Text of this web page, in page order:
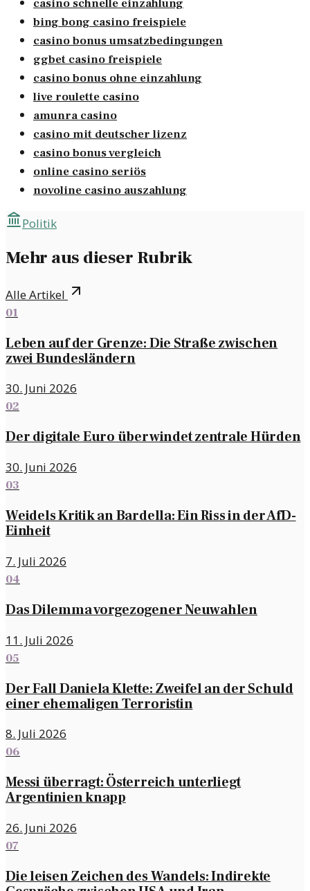
casino schnelle einzahlung
bing bong casino freispiele
casino bonus umsatzbedingungen
ggbet casino freispiele
casino bonus ohne einzahlung
live roulette casino
amunra casino
casino mit deutscher lizenz
casino bonus vergleich
online casino seriös
novoline casino auszahlung
Politik
Mehr aus dieser Rubrik
Alle Artikel
01
Leben auf der Grenze: Die Straße zwischen
zwei Bundesländern
30. Juni 2026
02
Der digitale Euro überwindet zentrale Hürden
30. Juni 2026
03
Weidels Kritik an Bardella: Ein Riss in der AfD-
Einheit
7. Juli 2026
04
Das Dilemma vorgezogener Neuwahlen
11. Juli 2026
05
Der Fall Daniela Klette: Zweifel an der Schuld
einer ehemaligen Terroristin
8. Juli 2026
06
Messi überragt: Österreich unterliegt
Argentinien knapp
26. Juni 2026
07
Die leisen Zeichen des Wandels: Indirekte